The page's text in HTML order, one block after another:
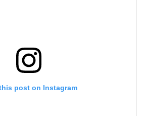
post on Instagram